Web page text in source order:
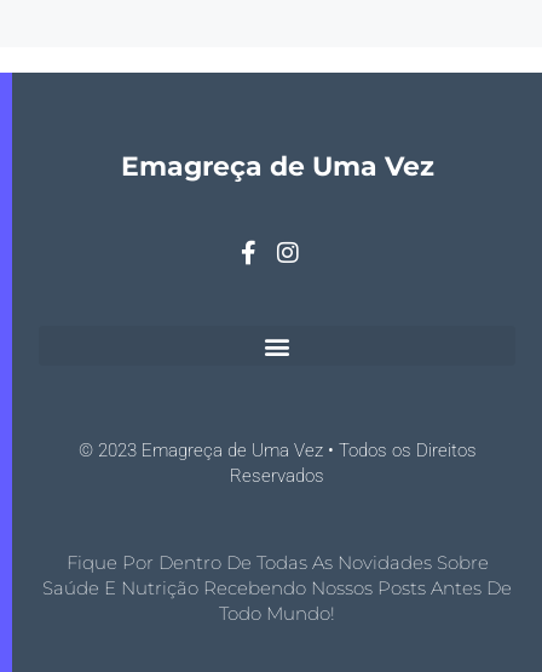
Emagreça de Uma Vez
© 2023 Emagreça de Uma Vez • Todos os Direitos
Reservados
Fique Por Dentro De Todas As Novidades Sobre
Saúde E Nutrição Recebendo Nossos Posts Antes De
Todo Mundo!